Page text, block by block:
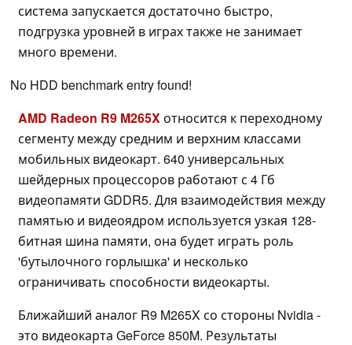
система запускается достаточно быстро,
подгрузка уровней в играх также не занимает
много времени.
No HDD benchmark entry found!
AMD Radeon R9 M265Xотносится к переходному
сегменту между средним и верхним классами
мобильных видеокарт. 640 универсальных
шейдерных процессоров работают с 4 Гб
видеопамяти GDDR5. Для взаимодействия между
памятью и видеоядром используется узкая 128-
битная шина памяти, она будет играть роль
'бутылочного горлышка' и несколько
ограничивать способности видеокарты.
Ближайший аналог R9 M265X со стороны Nvidia -
это видеокарта GeForce 850M. Результаты